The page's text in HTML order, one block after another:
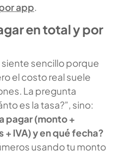
app.
en total y por
sencillo porque
el costo real suele
La pregunta
es la tasa?”, sino:
pagar (monto +
IVA) y en qué fecha?
usando tu monto